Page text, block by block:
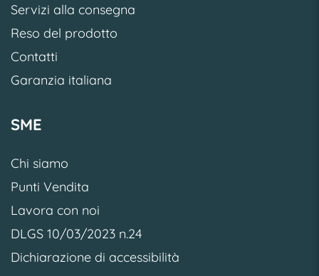
Servizi alla consegna
Reso del prodotto
Contatti
Garanzia italiana
SME
Chi siamo
Punti Vendita
Lavora con noi
DLGS 10/03/2023 n.24
Dichiarazione di accessibilità